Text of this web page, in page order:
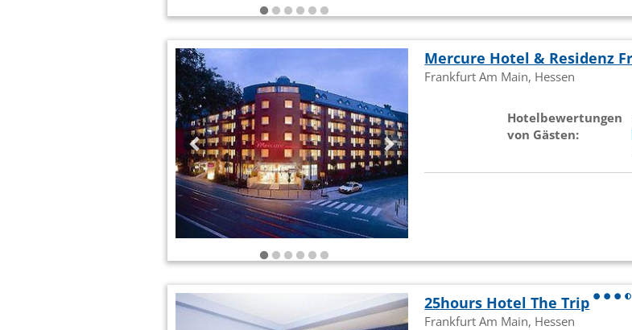
Mercure Hotel & Residenz
Frankfurt Am Main, Hessen
Hotelbewertungen
von Gästen:
25hours Hotel The Trip
Frankfurt Am Main, Hessen